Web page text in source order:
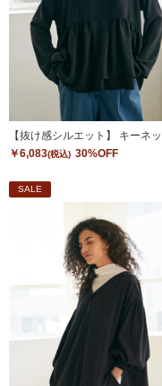
￥6,083(税込) 30%OFF
SALE